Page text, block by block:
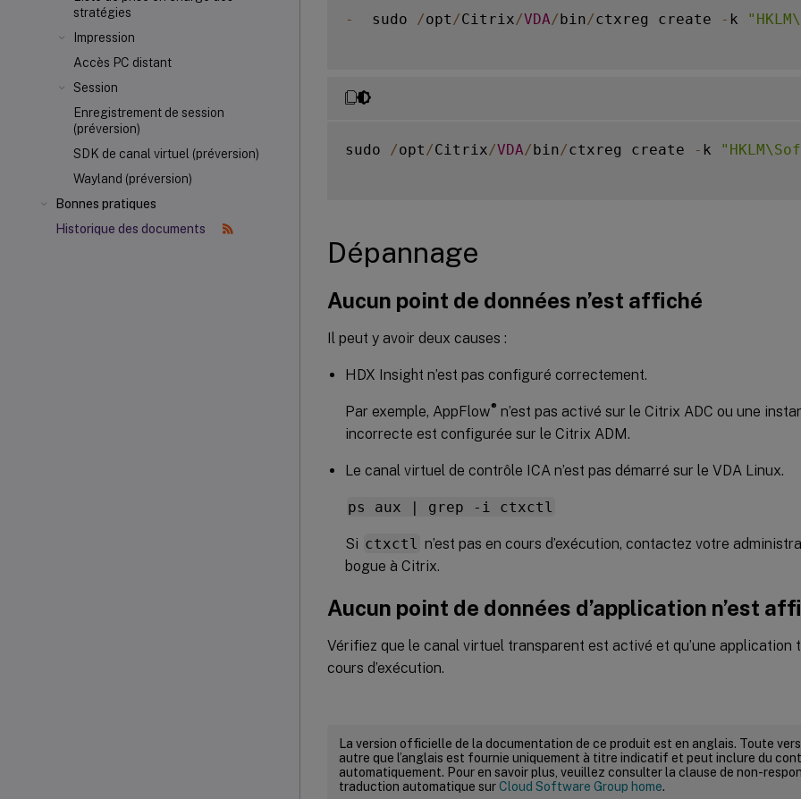
stratégies
Impression
Accès PC distant
Session
Enregistrement de session
(préversion)
SDK de canal virtuel (préversion)
Wayland (préversion)
Bonnes pratiques
Historique des documents
-
  sudo
/opt /Citrix/VDA/bin/ctxreg create - k
sudo /opt /Citrix/VDA/bin/ctxreg create - k
Dépannage
Aucun point de données n’est affiché
Il peut y avoir deux causes :
HDX Insight n’est pas configuré correctement.
Par exemple, AppFlow® n’est pas activé sur le Citrix ADC ou une
incorrecte est configurée sur le Citrix ADM.
Le canal virtuel de contrôle ICA n’est pas démarré sur le VDA Linux.
ps aux | grep -i ctxctl
Si ctxctl n’est pas en cours d’exécution, contactez votre
bogue à Citrix.
Aucun point de données d’application n’est
Vérifiez que le canal virtuel transparent est activé et qu’une application
cours d’exécution.
La version officielle de la documentation de ce produit est en anglais. Toute
autre que l’anglais est fournie uniquement à titre indicatif et peut inclure du
automatiquement. Pour en savoir plus, veuillez consulter la clause de non-
traduction automatique surCloud Software Group home.